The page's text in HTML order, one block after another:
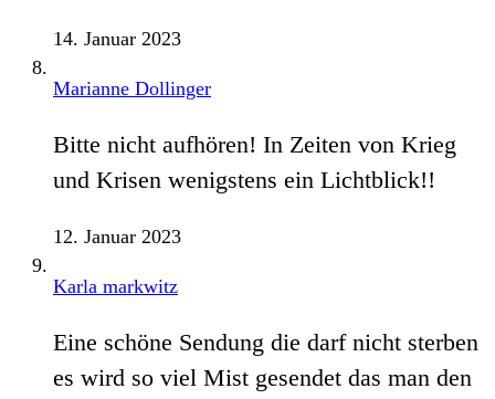
14. Januar 2023
Marianne Dollinger
Bitte nicht aufhören! In Zeiten von Krieg
und Krisen wenigstens ein Lichtblick!!
12. Januar 2023
Karla markwitz
Eine schöne Sendung die darf nicht sterben
es wird so viel Mist gesendet das man den